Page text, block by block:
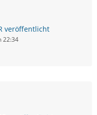
veröffentlicht
22:34